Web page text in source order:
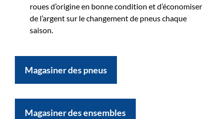
roues d’origine en bonne condition et d’économiser
de l’argent sur le changement de pneus chaque
saison.
Magasiner des pneus
Magasiner des ensembles